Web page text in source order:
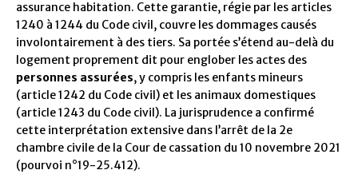
assurance habitation. Cette garantie, régie par les articles
1240 à 1244 du Code civil, couvre les dommages causés
involontairement à des tiers. Sa portée s’étend au-delà du
logement proprement dit pour englober les actes des
personnes assurées, y compris les enfants mineurs
(article 1242 du Code civil) et les animaux domestiques
(article 1243 du Code civil). La jurisprudence a confirmé
cette interprétation extensive dans l’arrêt de la 2e
chambre civile de la Cour de cassation du 10 novembre 2021
(pourvoi n°19-25.412).